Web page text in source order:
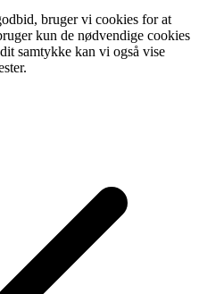
bruger vi cookies for at
kun de nødvendige cookies
samtykke kan vi også vise